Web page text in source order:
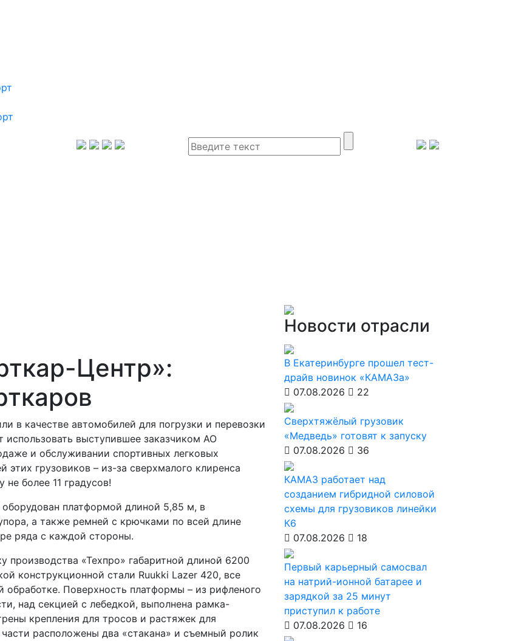
Центр»:
в качестве автомобилей для погрузки и перевозки
использовать выступившее заказчиком АО
и обслуживании спортивных легковых
этих грузовиков – из-за сверхмалого клиренса
не более 11 градусов!
платформой длиной 5,85 м, в
а также ремней с крючками по всей длине
ряда с каждой стороны.
производства «Техпро» габаритной длиной 6200
конструкционной стали Ruukki Lazer 420, все
Поверхность платформы – из рифленого
над секцией с лебедкой, выполнена рамка-
крепления для тросов и растяжек для
расположены два «стакана» и съемный ролик
Новости отрасли
В Екатеринбурге прошел тест-
драйв новинок «КАМАЗа»
07.08.2026
22
Сверхтяжёлый грузовик
«Медведь» готовят к запуску
07.08.2026
36
КАМАЗ работает над
созданием гибридной силовой
схемы для грузовиков линейки
К6
07.08.2026
18
Первый карьерный самосвал
на натрий-ионной батарее и
зарядкой за 25 минут
приступил к работе
07.08.2026
16